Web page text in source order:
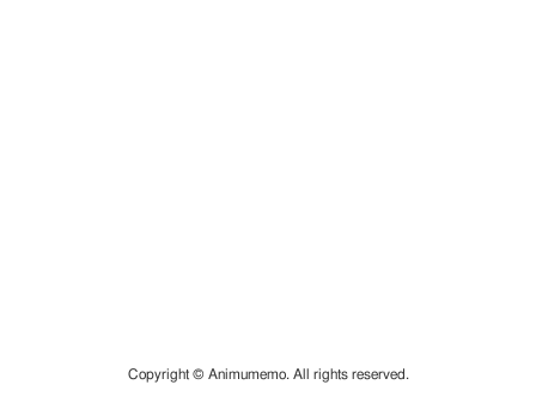
Copyright © Animumemo. All rights reserved.